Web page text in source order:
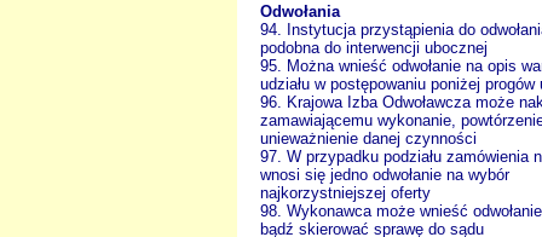
Odwołania
94. Instytucja przystąpienia do
podobna do interwencji ubocznej
95. Można wnieść odwołanie na opis
udziału w postępowaniu poniżej progów
96. Krajowa Izba Odwoławcza może
zamawiającemu wykonanie,
unieważnienie danej czynności
97. W przypadku podziału zamówienia
wnosi się jedno odwołanie na wybór
najkorzystniejszej oferty
98. Wykonawca może wnieść
bądź skierować sprawę do sądu